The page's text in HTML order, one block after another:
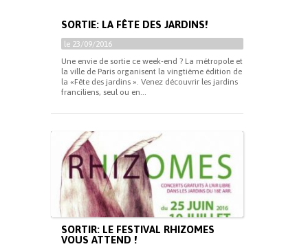
SORTIE: LA FÊTE DES JARDINS!
le 23/09/2016
Une envie de sortie ce week-end ? La métropole et
la ville de Paris organisent la vingtième édition de
la «Fête des jardins ». Venez découvrir les jardins
franciliens, seul ou en...
SORTIR: LE FESTIVAL RHIZOMES
VOUS ATTEND !